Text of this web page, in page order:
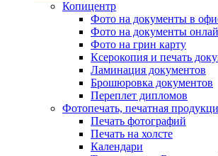
Копицентр
Фото на документы в
Фото на документы
Фото на грин карту
Ксерокопия и печать
Ламинация документов
Брошюровка документов
Переплет дипломов
Фотопечать, печатная
Печать фотографий
Печать на холсте
Календари